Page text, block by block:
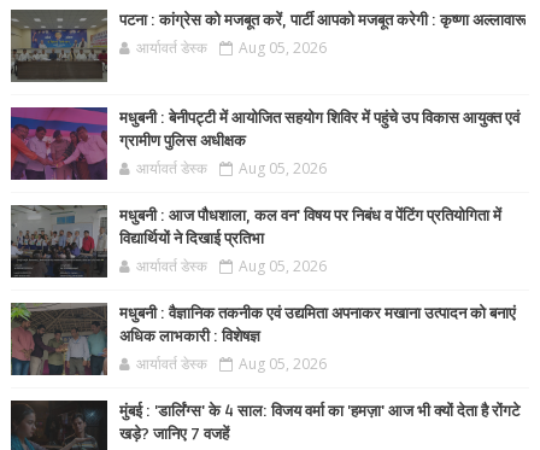
पटना : कांग्रेस को मजबूत करें, पार्टी आपको मजबूत करेगी : कृष्णा अल्लावारू
आर्यावर्त डेस्क Aug 05, 2026
मधुबनी : बेनीपट्टी में आयोजित सहयोग शिविर में पहुंचे उप विकास आयुक्त एवं
ग्रामीण पुलिस अधीक्षक
आर्यावर्त डेस्क Aug 05, 2026
मधुबनी : आज पौधशाला, कल वन' विषय पर निबंध व पेंटिंग प्रतियोगिता में
विद्यार्थियों ने दिखाई प्रतिभा
आर्यावर्त डेस्क Aug 05, 2026
मधुबनी : वैज्ञानिक तकनीक एवं उद्यमिता अपनाकर मखाना उत्पादन को बनाएं
अधिक लाभकारी : विशेषज्ञ
आर्यावर्त डेस्क Aug 05, 2026
मुंबई : 'डार्लिंग्स' के 4 साल: विजय वर्मा का 'हमज़ा' आज भी क्यों देता है रोंगटे
खड़े? जानिए 7 वजहें